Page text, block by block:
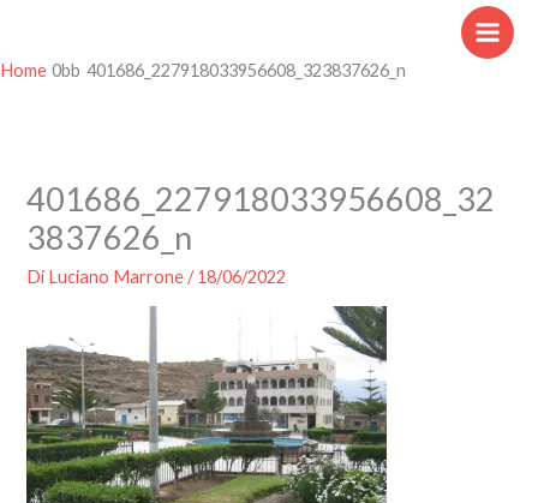
contenuto
Home 401686_227918033956608_323837626_n
401686_227918033956608_32
3837626_n
Di Luciano Marrone/18/06/2022